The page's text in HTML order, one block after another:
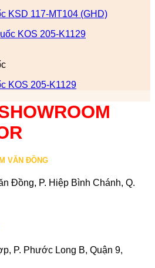
KSD 117-MT104 (GHD)
KOS 205-K1129
VĂN ĐỒNG
Đồng, P. Hiệp Bình Chánh, Q.
P. Phước Long B, Quận 9,